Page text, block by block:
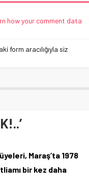
how your comment data
form aracılığıyla siz
Maraş’ta 1978
bir kez daha